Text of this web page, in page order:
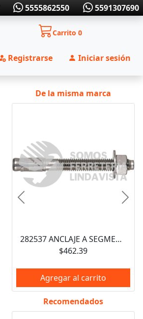
5555862550 5591307690
Carrito0
Registrarse Iniciar sesión
De la misma marca
282537 ANCLAJE A SEGMENTOS KB3 3/4 X 7" (10 PZAS) HILTI
$462.39
Agregar al carrito
Anterior
Recomendados